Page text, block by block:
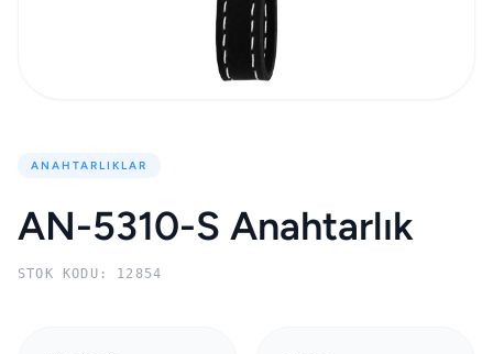
ANAHTARLIKLAR
AN-5310-S Anahtarlık
STOK KODU: 12854